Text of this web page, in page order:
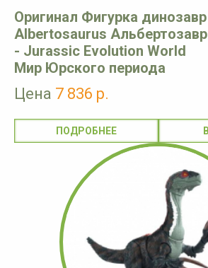
Оригинал Фигурка динозавр
Albertosaurus Альбертозавр
- Jurassic Evolution World
Мир Юрского периода
Цена 7 836 р.
ПОДРОБНЕЕ